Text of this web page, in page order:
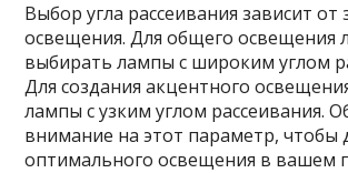
Выбор угла рассеивания зависит от
освещения. Для общего освещения
выбирать лампы с широким углом
Для создания акцентного
лампы с узким углом рассеивания.
внимание на этот параметр, чтобы
оптимального освещения в вашем